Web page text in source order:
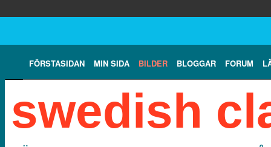
FÖRSTASIDAN MIN SIDA BILDER BLOGGAR FORUM
swedish